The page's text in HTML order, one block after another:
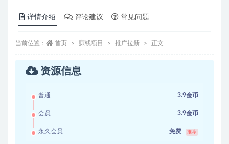
详情介绍 评论建议 常见问题
当前位置： 首页 赚钱项目 推广拉新 正文
资源信息
普通 3.9金币
会员 3.9金币
永久会员 免费 推荐